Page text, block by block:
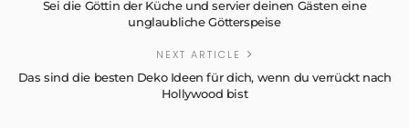
Sei die Göttin der Küche und servier deinen Gästen eine
unglaubliche Götterspeise
NEXT ARTICLE
Das sind die besten Deko Ideen für dich, wenn du verrückt nach
Hollywood bist